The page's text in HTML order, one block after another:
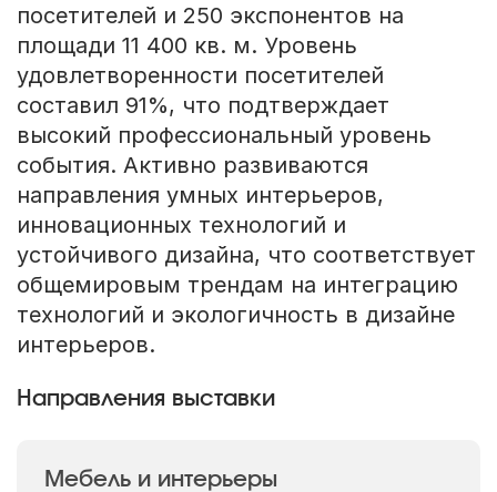
посетителей и 250 экспонентов на
площади 11 400 кв. м. Уровень
удовлетворенности посетителей
составил 91%, что подтверждает
высокий профессиональный уровень
события. Активно развиваются
направления умных интерьеров,
инновационных технологий и
устойчивого дизайна, что соответствует
общемировым трендам на интеграцию
технологий и экологичность в дизайне
интерьеров.
Направления выставки
Мебель и интерьеры